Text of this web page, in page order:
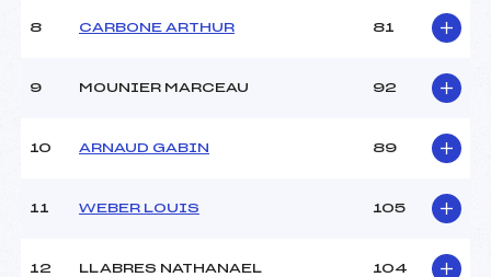
Ouvreurs C :
PELLISSIER (DA)
12h30
8 CARBONE ARTHUR 81
9 MOUNIER MARCEAU 92
10 ARNAUD GABIN 89
11 WEBER LOUIS 105
12 LLABRES NATHANAEL 104